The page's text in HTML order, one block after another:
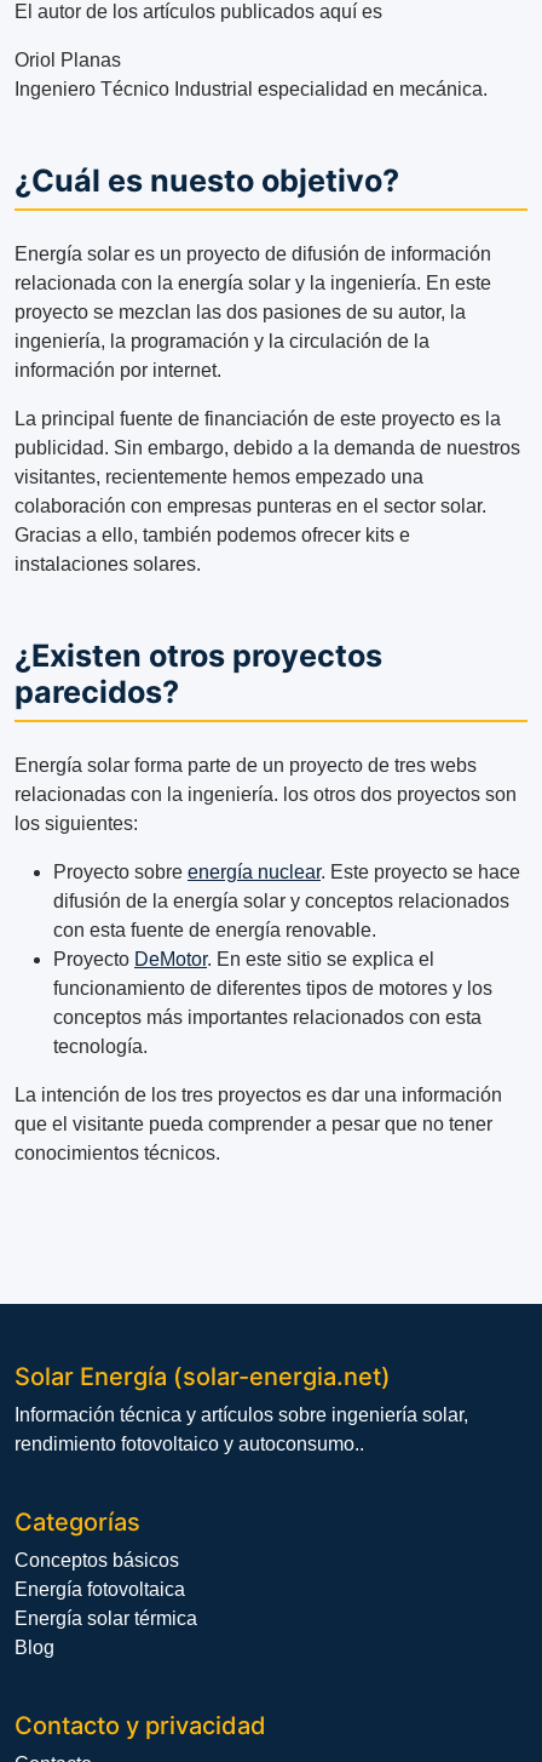
El autor de los artículos publicados aquí es
Oriol Planas
Ingeniero Técnico Industrial especialidad en mecánica.
¿Cuál es nuesto objetivo?
Energía solar es un proyecto de difusión de información
relacionada con la energía solar y la ingeniería. En este
proyecto se mezclan las dos pasiones de su autor, la
ingeniería, la programación y la circulación de la
información por internet.
La principal fuente de financiación de este proyecto es la
publicidad. Sin embargo, debido a la demanda de nuestros
visitantes, recientemente hemos empezado una
colaboración con empresas punteras en el sector solar.
Gracias a ello, también podemos ofrecer kits e
instalaciones solares.
¿Existen otros proyectos
parecidos?
Energía solar forma parte de un proyecto de tres webs
relacionadas con la ingeniería. los otros dos proyectos son
los siguientes:
Proyecto sobre energía nuclear. Este proyecto se hace
difusión de la energía solar y conceptos relacionados
con esta fuente de energía renovable.
Proyecto DeMotor. En este sitio se explica el
funcionamiento de diferentes tipos de motores y los
conceptos más importantes relacionados con esta
tecnología.
La intención de los tres proyectos es dar una información
que el visitante pueda comprender a pesar que no tener
conocimientos técnicos.
Solar Energía (solar-energia.net)
Información técnica y artículos sobre ingeniería solar,
rendimiento fotovoltaico y autoconsumo..
Categorías
Conceptos básicos
Energía fotovoltaica
Energía solar térmica
Blog
Contacto y privacidad